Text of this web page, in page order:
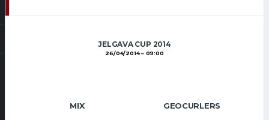
JELGAVA CUP 2014
26/04/2014 09:00
MIX GEOCURLERS